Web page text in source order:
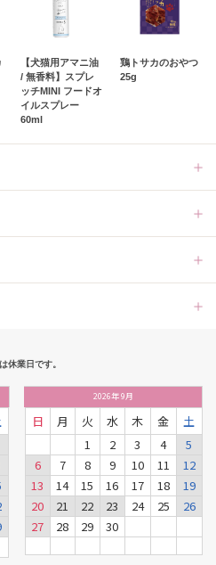
【犬猫用アマニ油
/ 無香料】スプレ
ッチMINI フードオ
イルスプレー
60ml
鶏トサカのおやつ
25g
休業日です。
2026年9月
日 月 火 水 木 金
土
1
2 3 4
5
6
7 8 9 10 11
12
13
14 15 16 17 18
19
20
21 22 23 24 25
26
27
28 29 30